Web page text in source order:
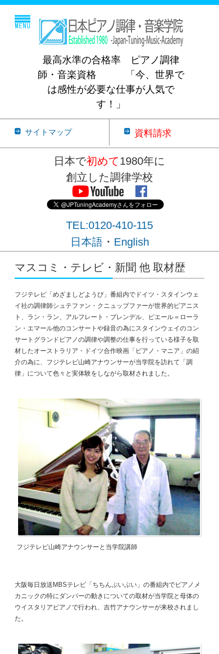
最高水準の合格率 ピアノ調律
師・音楽資格 「今、世界で
は感性が必要な仕事が人気で
す！」
サイトマップ 資料請求
日本で初めて1980年に
創立した調律学校
TEL:0120-410-115
日本語・ English
コンテンツに移動
マスコミ・テレビ・新聞 他 取材歴
フジテレビ「めざましどようび」番組内でドイツ・スタインウェ
イ社の調律師シュテファン・クニュップファーが世界的ピアニス
ト、ラン・ラン、アルフレート・ブレンデル、ピエール＝ローラ
ン・エマール他のコンサートや録音の為にスタインウェイのコン
サートグランドピアノの調律や調整の仕事を行っている様子を取
材したオーストラリア・ドイツ合作映画「ピアノ・マニア」の紹
介の為に、フジテレビ山崎アナウンサーが当学院を訪れて「調
律」について色々と実体験をしながら取材されました。
フジテレビ山崎アナウンサーと当学院講師
大阪毎日放送MBSテレビ「ちちんぷいぷい」の番組内でピアノメ
カニックの特にダンパーの動きについての取材が当学院と母体の
ウイスタリアピアノで行われ、吉竹アナウンサーが来校されまし
た。